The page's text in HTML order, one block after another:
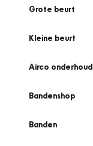
Grote beurt
Kleine beurt
Airco onderhoud
Bandenshop
Banden